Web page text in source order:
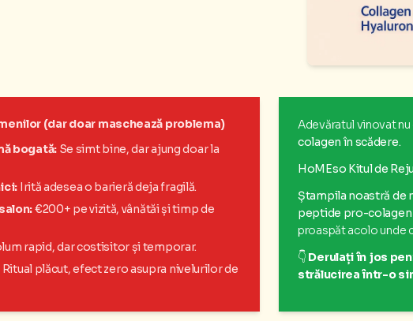
(dar doar maschează problema)
bogată:Se simt bine, dar ajung doar la
Irită adesea o barieră deja fragilă.
€200+ pe vizită, vânătăi și timp de
rapid, dar costisitor și temporar.
Ritual plăcut, efect zero asupra nivelurilor de
Adevăratul vinovat nu
colagen în scădere.
HoMEso Kitul de
Ștampila noastră de
peptide pro-colagen
proaspăt acolo unde
👇 Derulați în jos
strălucirea într-o